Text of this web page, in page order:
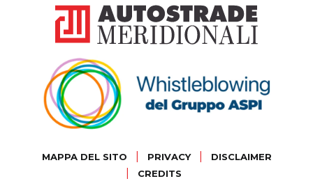
MAPPA DEL SITO PRIVACY DISCLAIMER
CREDITS